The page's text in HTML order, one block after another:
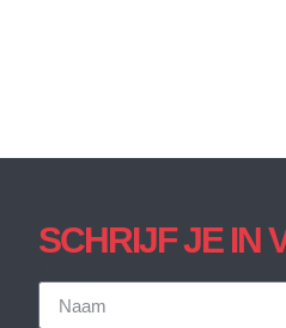
SCHRIJF JE IN